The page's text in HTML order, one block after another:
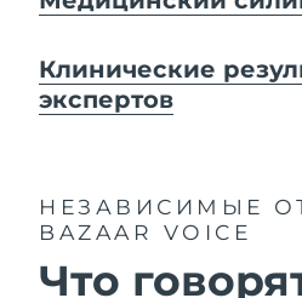
Клинические
экспертов
НЕЗАВИСИМЫЕ
BAZAAR VOICE
Что